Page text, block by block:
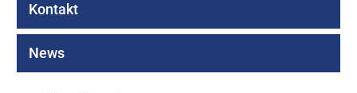
Kontakt
News